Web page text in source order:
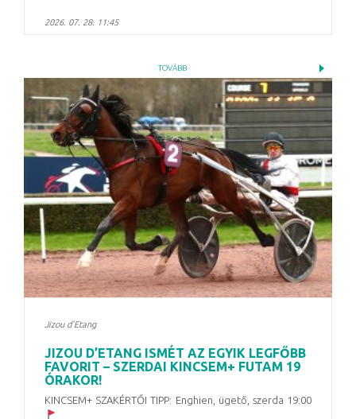
2026. 07. 28. 11:45
TOVÁBB
Jizou d'Etang
JIZOU D’ETANG ISMÉT AZ EGYIK LEGFŐBB
FAVORIT – SZERDAI KINCSEM+ FUTAM 19
ÓRAKOR!
KINCSEM+ SZAKÉRTŐI TIPP: Enghien, ügető, szerda 19:00